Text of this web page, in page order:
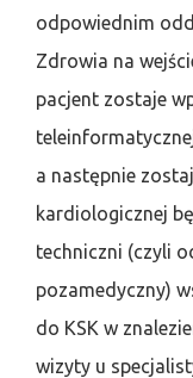
odpowiednim
Zdrowia na
pacjent zostaje
a następnie
kardiologicznej
techniczni (czyli
pozamedyczny)
do KSK w
wizyty u